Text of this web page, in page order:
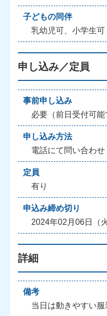
子どもの同伴
乳幼児可、小学生可
申し込み／定員
事前申し込み
必要（前日受付可能
申し込み方法
電話にて問い合わせ
定員
有り
申込み締め切り
2024年02月06日（
詳細
備考
当日は動きやすい